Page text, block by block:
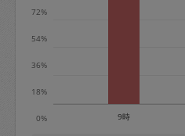
0%
18%
36%
54%
72%
9時